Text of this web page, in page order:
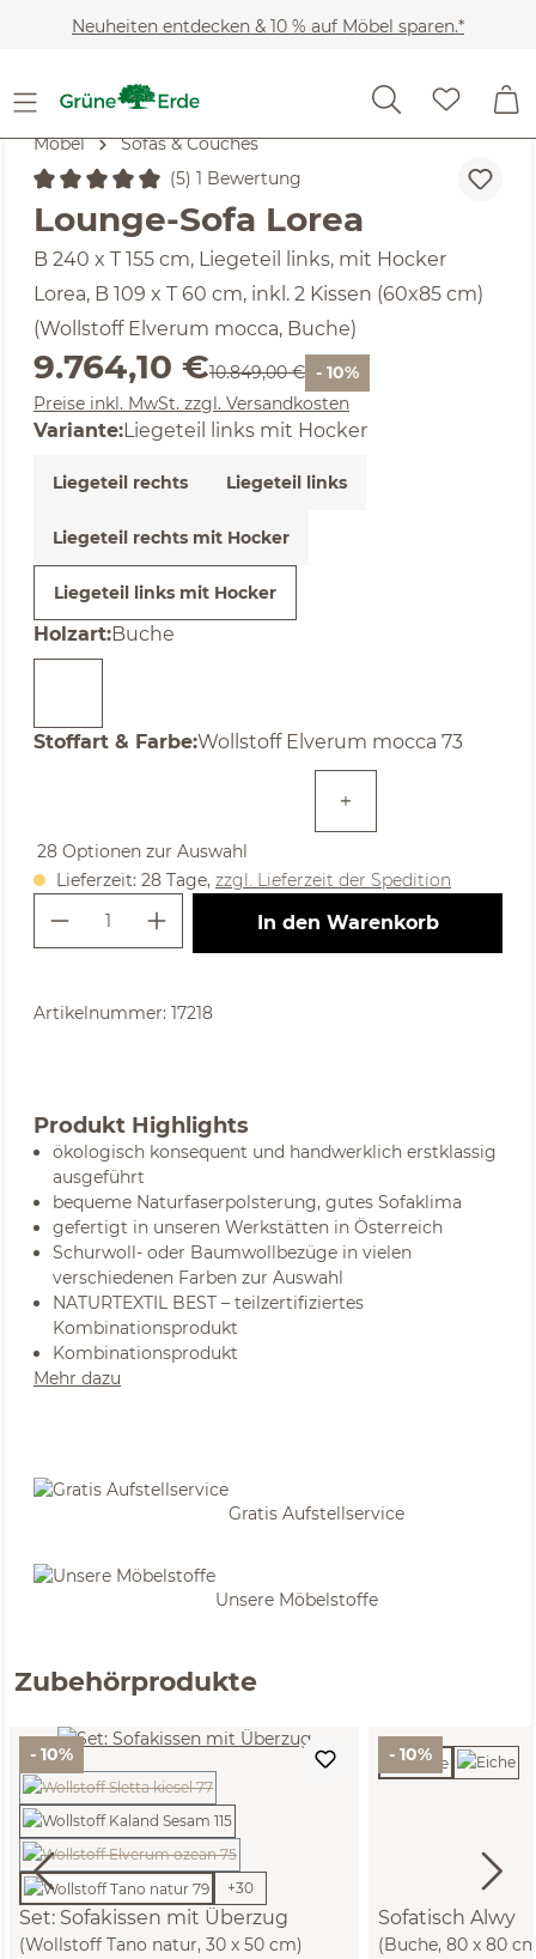
Zum Hauptinhalt springen
Neuheiten entdecken & 10 % auf Möbel sparen.*
Möbel Sofas & Couches
Durchschnittliche Bewertung von 5 von 5 Sternen
(5) 1 Bewertung
Lounge-Sofa Lorea
B 240 x T 155 cm, Liegeteil links, mit Hocker
Lorea, B 109 x T 60 cm, inkl. 2 Kissen (60x85 cm)
(Wollstoff Elverum mocca, Buche)
Verkaufspreis:
9.764,10 €Regulärer Preis:
10.849,00 € - 10%
Preise inkl. MwSt. zzgl. Versandkosten
Variante:Liegeteil links mit Hocker
Liegeteil rechts Liegeteil links
Liegeteil rechts mit Hocker
Liegeteil links mit Hocker
Holzartauswählen
:Buche
Stoffart & Farbeauswählen
:Wollstoff Elverum mocca 73
28 Optionen zur Auswahl
Lieferzeit: 28 Tage, zzgl. Lieferzeit der Spedition
Produkt Anzahl: Gib den
In den Warenkorb
Artikelnummer: 17218
Produkt Highlights
ökologisch konsequent und handwerklich erstklassig
ausgeführt
bequeme Naturfaserpolsterung, gutes Sofaklima
gefertigt in unseren Werkstätten in Österreich
Schurwoll- oder Baumwollbezüge in vielen
verschiedenen Farben zur Auswahl
NATURTEXTIL BEST – teilzertifiziertes
Kombinationsprodukt
Kombinationsprodukt
Mehr dazu
Gratis Aufstellservice
Unsere Möbelstoffe
Zubehörprodukte
- 10%
Set: Sofakissen mit Überzug
(Wollstoff Tano natur, 30 x 50 cm)
+30
- 10%
Sofatisch Alwy
(Buche, 80 x 80